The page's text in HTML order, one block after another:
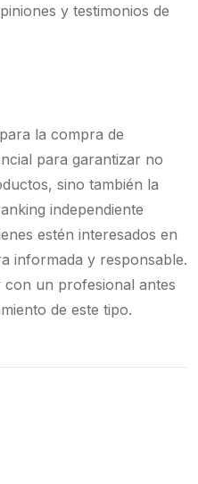
y testimonios de
la compra de
para garantizar no
sino también la
independiente
estén interesados en
informada y responsable.
con un profesional antes
de este tipo.